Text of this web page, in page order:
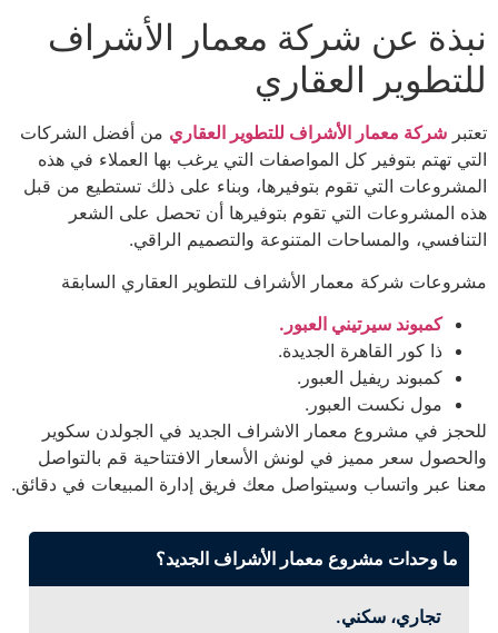
نبذة عن شركة معمار الأشراف
للتطوير العقاري
تعتبر شركة معمار الأشراف للتطوير العقاري من أفضل الشركات
التي تهتم بتوفير كل المواصفات التي يرغب بها العملاء في هذه
المشروعات التي تقوم بتوفيرها، وبناء على ذلك تستطيع من قبل
هذه المشروعات التي تقوم بتوفيرها أن تحصل على الشعر
التنافسي، والمساحات المتنوعة والتصميم الراقي.
مشروعات شركة معمار الأشراف للتطوير العقاري السابقة
كمبوند سيرتيني العبور.
ذا كور القاهرة الجديدة.
كمبوند ريفيل العبور.
مول نكست العبور.
للحجز في مشروع معمار الاشراف الجديد في الجولدن سكوير
والحصول سعر مميز في لونش الأسعار الافتتاحية قم بالتواصل
معنا عبر واتساب وسيتواصل معك فريق إدارة المبيعات في دقائق.
ما وحدات مشروع معمار الأشراف الجديد؟
تجاري، سكني.